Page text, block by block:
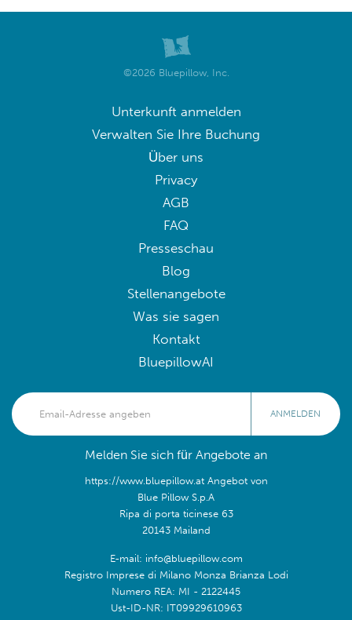
©2026 Bluepillow, Inc.
Unterkunft anmelden
Verwalten Sie Ihre Buchung
Über uns
Privacy
AGB
FAQ
Presseschau
Blog
Stellenangebote
Was sie sagen
Kontakt
BluepillowAI
ANMELDEN
Melden Sie sich für Angebote an
https://www.bluepillow.at Angebot von
Blue Pillow S.p.A
Ripa di porta ticinese 63
20143 Mailand
E-mail: info@bluepillow.com
Registro Imprese di Milano Monza Brianza Lodi
Numero REA: MI - 2122445
Ust-ID-NR: IT09929610963